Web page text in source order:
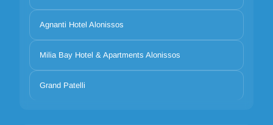
Agnanti Hotel Alonissos
Milia Bay Hotel & Apartments Alonissos
Grand Patelli